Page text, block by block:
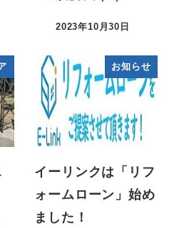
2023年10月30日
お知らせ
イーリンクは「リフ
ォームローン」始め
ました！